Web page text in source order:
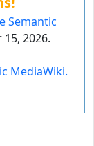
Semantic
2026.
MediaWiki.